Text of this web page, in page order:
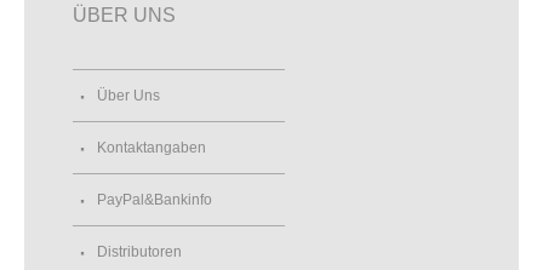
ÜBER UNS
Über Uns
Kontaktangaben
PayPal&Bankinfo
Distributoren